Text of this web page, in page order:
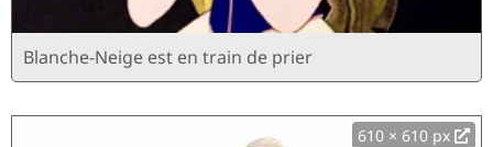
Blanche-Neige est en train de prier
610 × 610 px